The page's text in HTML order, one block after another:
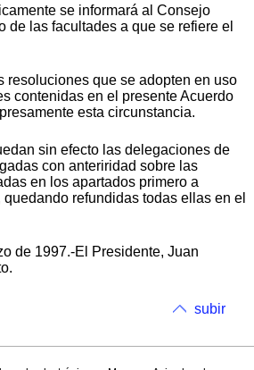
se informará al Consejo
de las facultades a que se refiere el
resoluciones que se adopten en uso
contenidas en el presente Acuerdo
esta circunstancia.
sin efecto las delegaciones de
con anteriridad sobre las
en los apartados primero a
refundidas todas ellas en el
de 1997.-El Presidente, Juan
subir